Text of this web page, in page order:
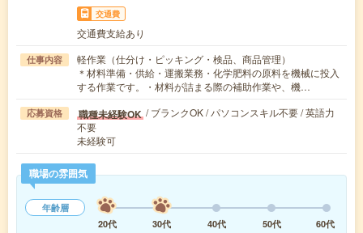
交通費
交通費支給あり
仕事内容
軽作業（仕分け・ピッキング・検品、商品管理）
＊材料準備・供給・運搬業務・化学肥料の原料を機械に投入
する作業です。・材料が詰まる際の補助作業や、機…
応募資格 職種未経験OK / ブランクOK / パソコンスキル不要 / 英語力
不要
未経験可
職場の雰囲気
年齢層
20代
30代 40代 50代
60代